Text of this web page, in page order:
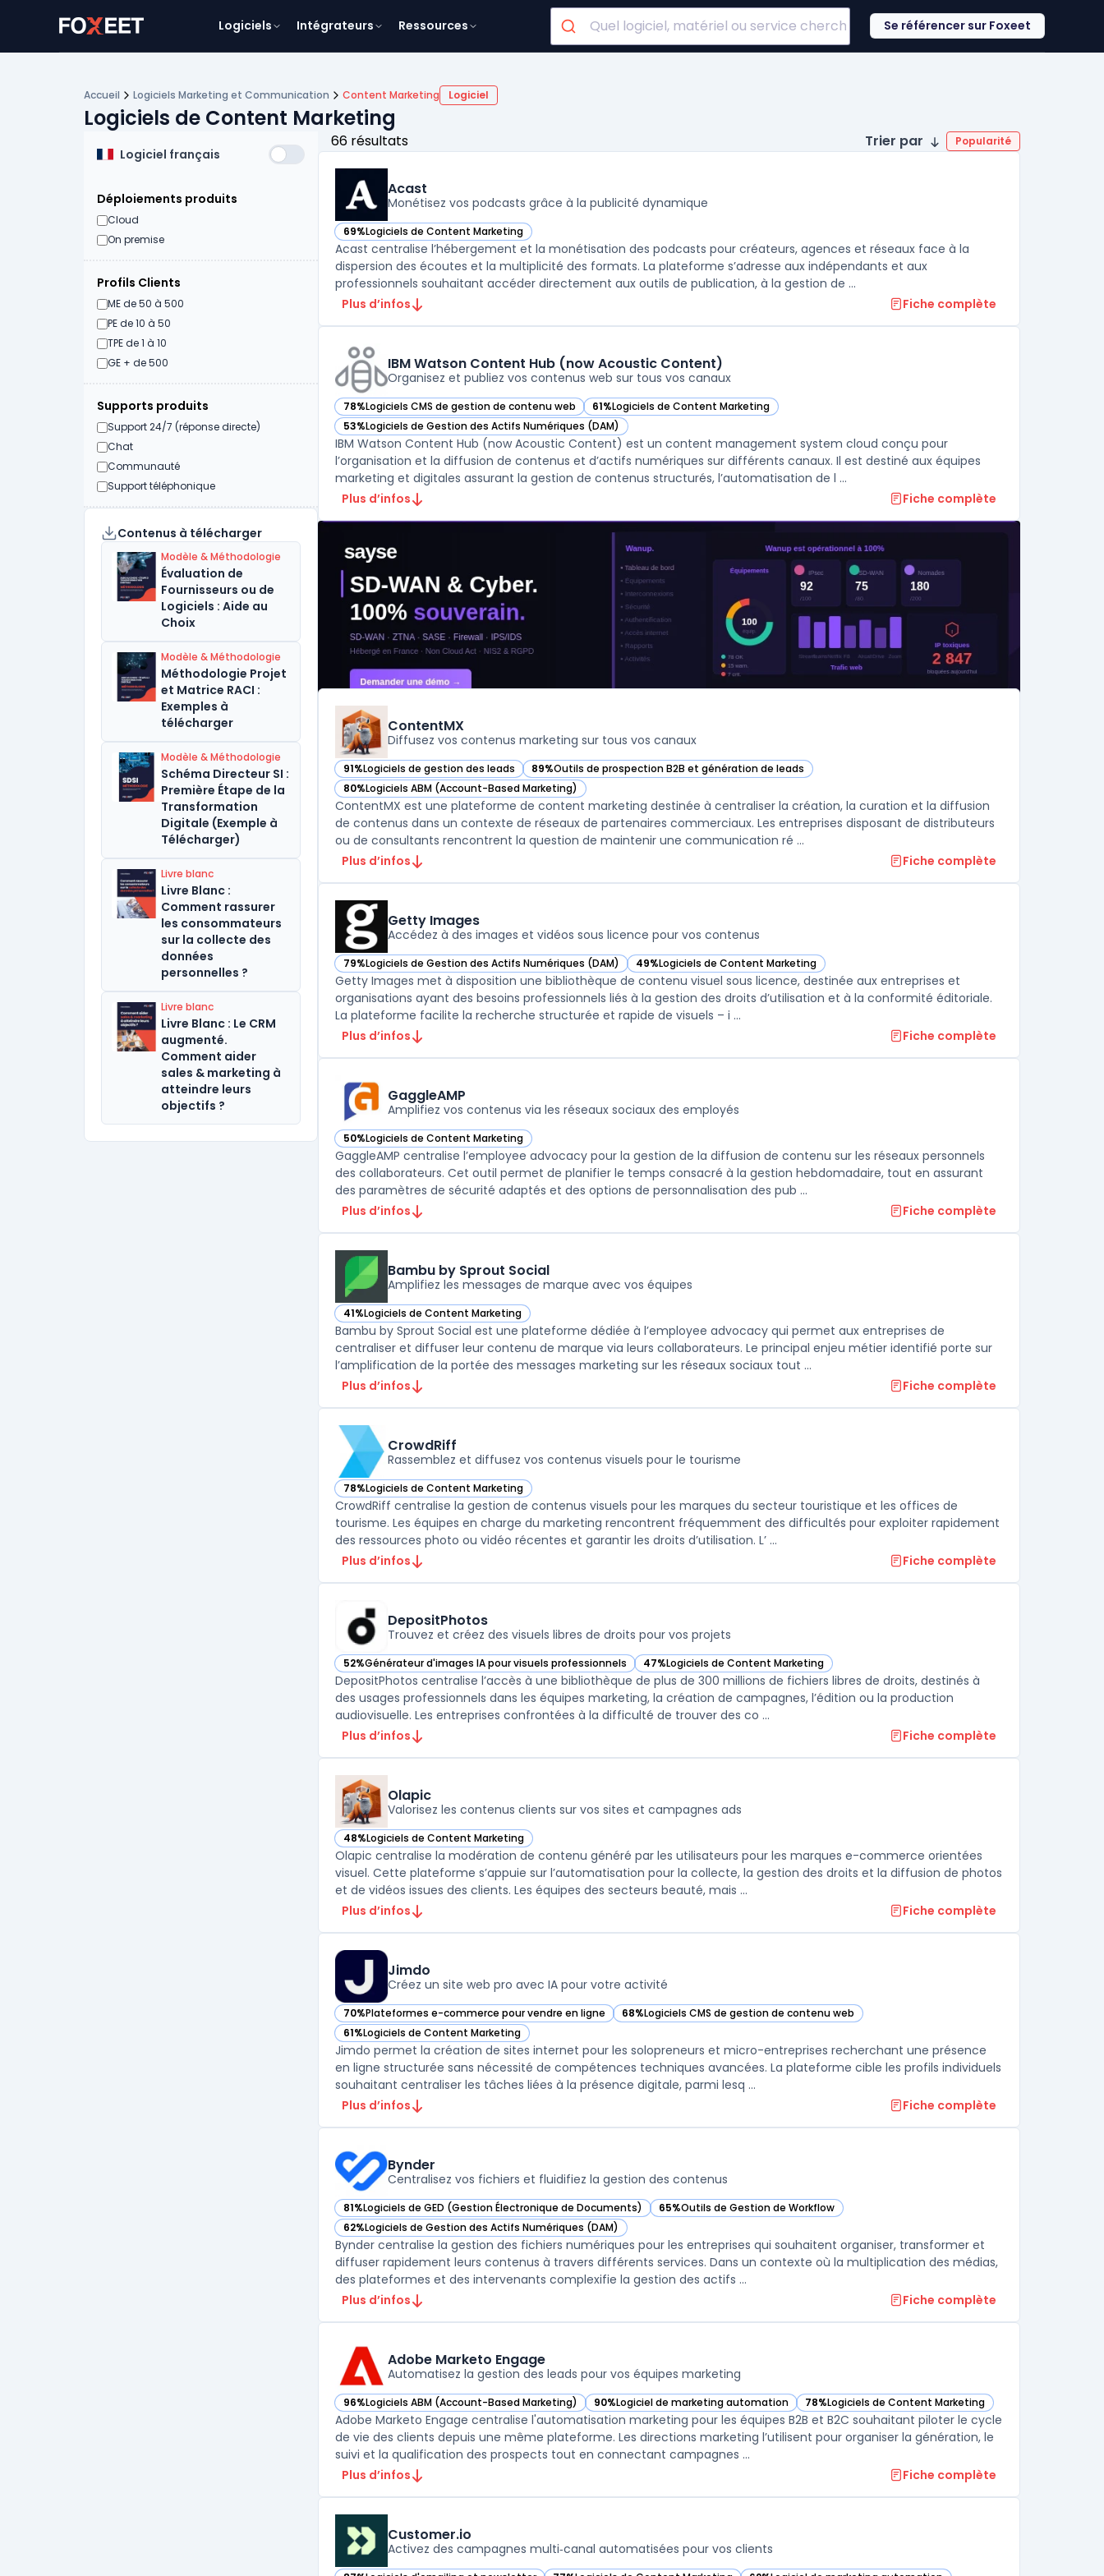
Logiciels Intégrateurs Ressources Se référencer sur Foxeet
Accueil Logiciels Marketing et Communication Content Marketing Logiciel
Logiciels de Content Marketing
Logiciel français
Déploiements produits
Cloud
On premise
Profils Clients
ME de 50 à 500
PE de 10 à 50
TPE de 1 à 10
GE + de 500
Supports produits
Support 24/7 (réponse directe)
Chat
Communauté
Support téléphonique
Contenus à télécharger
Modèle & Méthodologie
Évaluation de
Fournisseurs ou de
Logiciels : Aide au
Choix
Modèle & Méthodologie
Méthodologie Projet
et Matrice RACI :
Exemples à
télécharger
Modèle & Méthodologie
Schéma Directeur SI :
Première Étape de la
Transformation
Digitale (Exemple à
Télécharger)
Livre blanc
Livre Blanc :
Comment rassurer
les consommateurs
sur la collecte des
données
personnelles ?
Livre blanc
Livre Blanc : Le CRM
augmenté.
Comment aider
sales & marketing à
atteindre leurs
objectifs ?
66 résultats Trier par Popularité
Acast
Monétisez vos podcasts grâce à la publicité dynamique
69%Logiciels de Content Marketing
— voir Acast dans cette catégorie
Acast centralise l’hébergement et la monétisation des podcasts pour créateurs, agences et réseaux face à la
dispersion des écoutes et la multiplicité des formats. La plateforme s’adresse aux indépendants et aux
professionnels souhaitant accéder directement aux outils de publication, à la gestion de ...
Plus d’infos
Fiche complète
IBM Watson Content Hub (now Acoustic Content)
Organisez et publiez vos contenus web sur tous vos canaux
78%Logiciels CMS de gestion de contenu web
— voir IBM Watson Content Hub (now Acoustic Content) dans cette catégorie
61%Logiciels de Content Marketing
— voir IBM Watson Content Hub (now Acoustic Content) dans cette catégorie
53%Logiciels de Gestion des Actifs Numériques (DAM)
— voir IBM Watson Content Hub (now Acoustic Content) dans cette catégorie
IBM Watson Content Hub (now Acoustic Content) est un content management system cloud conçu pour
l’organisation et la diffusion de contenus et d’actifs numériques sur différents canaux. Il est destiné aux équipes
marketing et digitales assurant la gestion de contenus structurés, l’automatisation de l ...
Plus d’infos
Fiche complète
ContentMX
Diffusez vos contenus marketing sur tous vos canaux
91%Logiciels de gestion des leads
— voir ContentMX dans cette catégorie
89%Outils de prospection B2B et génération de leads
— voir ContentMX dans cette catégorie
80%Logiciels ABM (Account-Based Marketing)
— voir ContentMX dans cette catégorie
ContentMX est une plateforme de content marketing destinée à centraliser la création, la curation et la diffusion
de contenus dans un contexte de réseaux de partenaires commerciaux. Les entreprises disposant de distributeurs
ou de consultants rencontrent la question de maintenir une communication ré ...
Plus d’infos
Fiche complète
Getty Images
Accédez à des images et vidéos sous licence pour vos contenus
79%Logiciels de Gestion des Actifs Numériques (DAM)
— voir Getty Images dans cette catégorie 49%Logiciels de Content Marketing
— voir Getty Images dans cette catégorie
Getty Images met à disposition une bibliothèque de contenu visuel sous licence, destinée aux entreprises et
organisations ayant des besoins professionnels liés à la gestion des droits d’utilisation et à la conformité éditoriale.
La plateforme facilite la recherche structurée et rapide de visuels – i ...
Plus d’infos
Fiche complète
GaggleAMP
Amplifiez vos contenus via les réseaux sociaux des employés
50%Logiciels de Content Marketing
— voir GaggleAMP dans cette catégorie
GaggleAMP centralise l’employee advocacy pour la gestion de la diffusion de contenu sur les réseaux personnels
des collaborateurs. Cet outil permet de planifier le temps consacré à la gestion hebdomadaire, tout en assurant
des paramètres de sécurité adaptés et des options de personnalisation des pub ...
Plus d’infos
Fiche complète
Bambu by Sprout Social
Amplifiez les messages de marque avec vos équipes
41%Logiciels de Content Marketing
— voir Bambu by Sprout Social dans cette catégorie
Bambu by Sprout Social est une plateforme dédiée à l’employee advocacy qui permet aux entreprises de
centraliser et diffuser leur contenu de marque via leurs collaborateurs. Le principal enjeu métier identifié porte sur
l’amplification de la portée des messages marketing sur les réseaux sociaux tout ...
Plus d’infos
Fiche complète
CrowdRiff
Rassemblez et diffusez vos contenus visuels pour le tourisme
78%Logiciels de Content Marketing
— voir CrowdRiff dans cette catégorie
CrowdRiff centralise la gestion de contenus visuels pour les marques du secteur touristique et les offices de
tourisme. Les équipes en charge du marketing rencontrent fréquemment des difficultés pour exploiter rapidement
des ressources photo ou vidéo récentes et garantir les droits d’utilisation. L’ ...
Plus d’infos
Fiche complète
DepositPhotos
Trouvez et créez des visuels libres de droits pour vos projets
52%Générateur d'images IA pour visuels professionnels
— voir DepositPhotos dans cette catégorie 47%Logiciels de Content Marketing
— voir DepositPhotos dans cette catégorie
DepositPhotos centralise l’accès à une bibliothèque de plus de 300 millions de fichiers libres de droits, destinés à
des usages professionnels dans les équipes marketing, la création de campagnes, l’édition ou la production
audiovisuelle. Les entreprises confrontées à la difficulté de trouver des co ...
Plus d’infos
Fiche complète
Olapic
Valorisez les contenus clients sur vos sites et campagnes ads
48%Logiciels de Content Marketing
— voir Olapic dans cette catégorie
Olapic centralise la modération de contenu généré par les utilisateurs pour les marques e-commerce orientées
visuel. Cette plateforme s’appuie sur l’automatisation pour la collecte, la gestion des droits et la diffusion de photos
et de vidéos issues des clients. Les équipes des secteurs beauté, mais ...
Plus d’infos
Fiche complète
Jimdo
Créez un site web pro avec IA pour votre activité
70%Plateformes e-commerce pour vendre en ligne
— voir Jimdo dans cette catégorie 68%Logiciels CMS de gestion de contenu web
— voir Jimdo dans cette catégorie
61%Logiciels de Content Marketing
— voir Jimdo dans cette catégorie
Jimdo permet la création de sites internet pour les solopreneurs et micro-entreprises recherchant une présence
en ligne structurée sans nécessité de compétences techniques avancées. La plateforme cible les profils individuels
souhaitant centraliser les tâches liées à la présence digitale, parmi lesq ...
Plus d’infos
Fiche complète
Bynder
Centralisez vos fichiers et fluidifiez la gestion des contenus
81%Logiciels de GED (Gestion Électronique de Documents)
— voir Bynder dans cette catégorie 65%Outils de Gestion de Workflow
— voir Bynder dans cette catégorie
62%Logiciels de Gestion des Actifs Numériques (DAM)
— voir Bynder dans cette catégorie
Bynder centralise la gestion des fichiers numériques pour les entreprises qui souhaitent organiser, transformer et
diffuser rapidement leurs contenus à travers différents services. Dans un contexte où la multiplication des médias,
des plateformes et des intervenants complexifie la gestion des actifs ...
Plus d’infos
Fiche complète
Adobe Marketo Engage
Automatisez la gestion des leads pour vos équipes marketing
96%Logiciels ABM (Account-Based Marketing)
— voir Adobe Marketo Engage dans cette catégorie90%Logiciel de marketing automation
— voir Adobe Marketo Engage dans cette catégorie
78%Logiciels de Content Marketing
— voir Adobe Marketo Engage dans cette catégorie
Adobe Marketo Engage centralise l'automatisation marketing pour les équipes B2B et B2C souhaitant piloter le cycle
de vie des clients depuis une même plateforme. Les directions marketing l’utilisent pour organiser la génération, le
suivi et la qualification des prospects tout en connectant campagnes ...
Plus d’infos
Fiche complète
Customer.io
Activez des campagnes multi‑canal automatisées pour vos clients